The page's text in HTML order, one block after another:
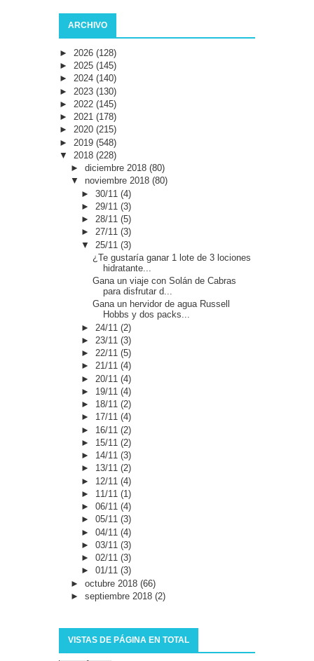
ARCHIVO
► 2026 (128)
► 2025 (145)
► 2024 (140)
► 2023 (130)
► 2022 (145)
► 2021 (178)
► 2020 (215)
► 2019 (548)
▼ 2018 (228)
► diciembre 2018 (80)
▼ noviembre 2018 (80)
►30/11(4)
► 29/11(3)
►28/11(5)
►27/11(3)
▼ 25/11(3)
¿Te gustaría ganar 1 lote de 3 lociones
hidratante...
Gana un viaje con Solán de Cabras
para disfrutar d...
Gana un hervidor de agua Russell
Hobbs y dos packs...
► 24/11(2)
► 23/11(3)
►22/11(5)
►21/11(4)
► 20/11(4)
► 19/11(4)
► 18/11(2)
► 17/11(4)
► 16/11(2)
► 15/11(2)
► 14/11(3)
► 13/11(2)
► 12/11(4)
► 11/11(1)
►06/11(4)
►05/11(3)
►04/11(4)
►03/11(3)
►02/11(3)
►01/11(3)
► octubre 2018 (66)
► septiembre 2018 (2)
VISTAS DE PÁGINA EN TOTAL